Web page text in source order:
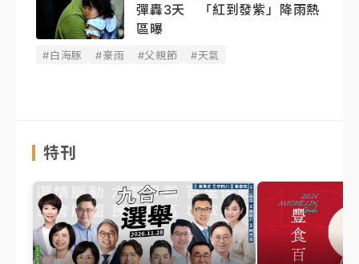
彈轟3天 「紅到發紫」降雨熱
區曝
#白海豚 #豪雨 #父親節 #天氣
特刊